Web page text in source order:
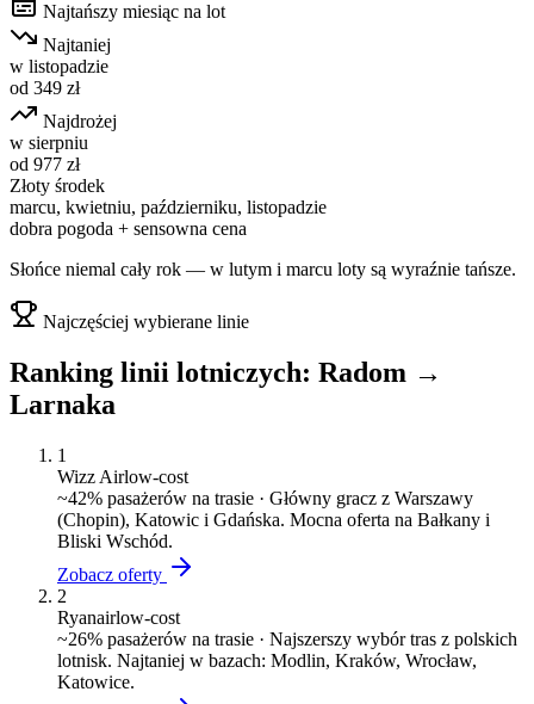
Najtańszy miesiąc na lot
Najtaniej
w listopadzie
od 349 zł
Najdrożej
w sierpniu
od 977 zł
Złoty środek
marcu, kwietniu, październiku, listopadzie
dobra pogoda + sensowna cena
Słońce niemal cały rok — w lutym i marcu loty są wyraźnie tańsze.
Najczęściej wybierane linie
Ranking linii lotniczych: Radom →
Larnaka
1
Wizz Airlow-cost
~42% pasażerów na trasie · Główny gracz z Warszawy
(Chopin), Katowic i Gdańska. Mocna oferta na Bałkany i
Bliski Wschód.
Zobacz oferty
2
Ryanairlow-cost
~26% pasażerów na trasie · Najszerszy wybór tras z polskich
lotnisk. Najtaniej w bazach: Modlin, Kraków, Wrocław,
Katowice.